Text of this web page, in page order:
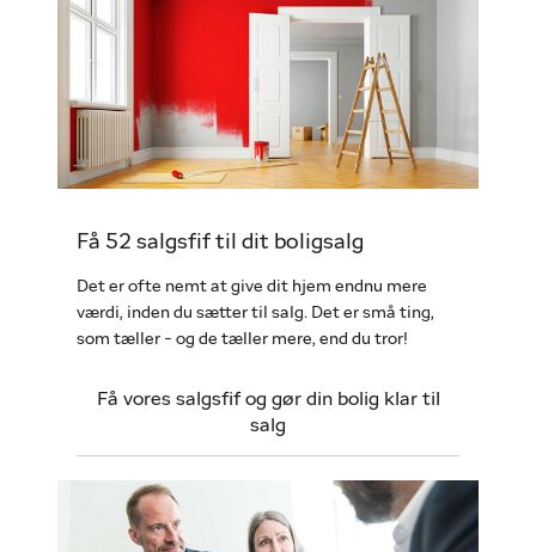
Få 52 salgsfif til dit boligsalg
Det er ofte nemt at give dit hjem endnu mere
værdi, inden du sætter til salg. Det er små ting,
som tæller - og de tæller mere, end du tror!
Få vores salgsfif og gør din bolig klar til
salg